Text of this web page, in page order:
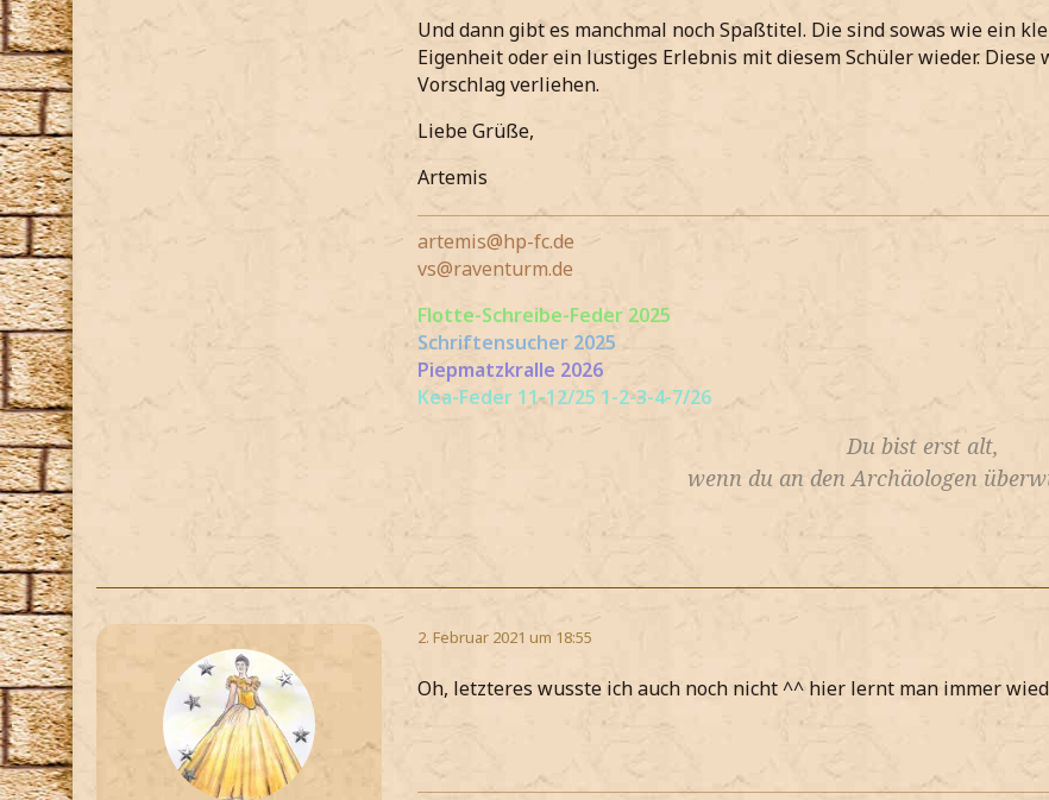
Und dann gibt es manchmal noch Spaßtitel. Die sind sowas wie ein
Eigenheit oder ein lustiges Erlebnis mit diesem Schüler wieder.
Vorschlag verliehen.
Liebe Grüße,
Artemis
artemis@hp-fc.de
vs@raventurm.de
Flotte-Schreibe-Feder 2025
Schriftensucher 2025
Piepmatzkralle 2026
Kea-Feder 11-12/25 1-2-3-4-7/26
Du bist erst alt,
wenn du an den Archäologen
2. Februar 2021 um 18:55
Oh, letzteres wusste ich auch noch nicht ^^ hier lernt man immer